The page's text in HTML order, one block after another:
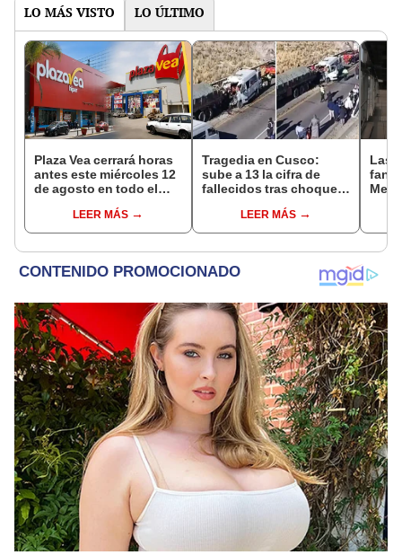
LO MÁS VISTO LO ÚLTIMO
Plaza Vea cerrará horas
antes este miércoles 12
de agosto en todo el
hasta las 7 p.m.
LEER MÁS
Tragedia en Cusco:
sube a 13 la cifra de
fallecidos tras choque
EspinarLEER MÁS
Las